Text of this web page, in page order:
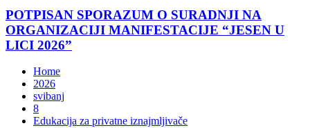
POTPISAN SPORAZUM O SURADNJI NA
ORGANIZACIJI MANIFESTACIJE “JESEN U
LICI 2026”
Home
2026
svibanj
8
Edukacija za privatne iznajmljivače